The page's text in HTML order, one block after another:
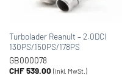
Turbolader Reanult – 2.0DCI
130PS/150PS/178PS
GB000078
CHF539.00 (inkl. MwSt.)